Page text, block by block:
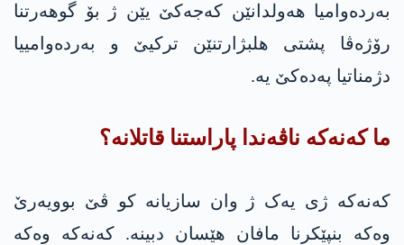
بەردەوامیا هەولدانێن كه‌جه‌كێ یێن ژ بۆ گوهەرتنا
رۆژەڤا پشتی هلبژارتنێن ترکیێ و بەردەوامییا
دژمناتیا په‌ده‌كێ یه‌.
ما كه‌نه‌كه‌ ناڤەندا پاراستنا قاتلانە؟
كه‌نه‌كه‌ ژی یەک ژ وان سازیانە کو ڤێ بوویەرێ
وەکە بنپێکرنا مافان هێسان دبینە. كه‌نه‌كه‌ وەکە